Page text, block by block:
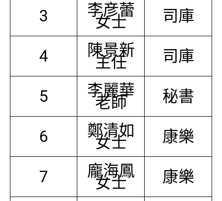
3 李彦蕾
女士 司庫
4 陳景新
主任 司庫
5 李麗華
老師 秘書
6 鄭清如
女士 康樂
7 龐海鳳
女士 康樂